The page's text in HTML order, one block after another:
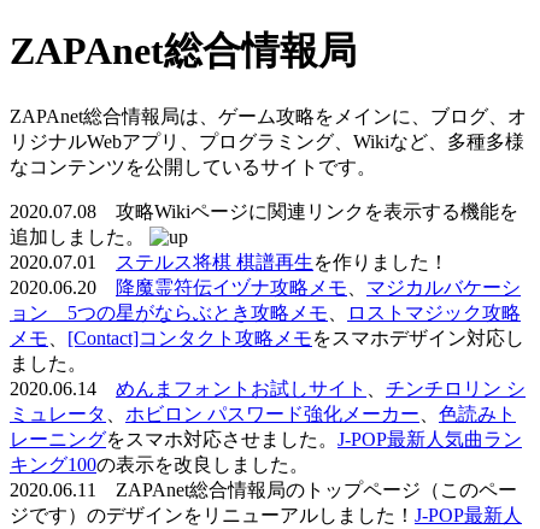
ZAPAnet総合情報局
ZAPAnet総合情報局は、ゲーム攻略をメインに、ブログ、オ
リジナルWebアプリ、プログラミング、Wikiなど、多種多様
なコンテンツを公開しているサイトです。
2020.07.08 攻略Wikiページに関連リンクを表示する機能を
追加しました。
2020.07.01
ステルス将棋 棋譜再生を作りました！
2020.06.20
降魔霊符伝イヅナ攻略メモ
マジカルバケーシ
ョン 5つの星がならぶとき攻略メモ
ロストマジック攻略
メモ
[Contact]コンタクト攻略メモをスマホデザイン対応し
ました。
2020.06.14 めんまフォントお試しサイト
チンチロリン シ
ミュレータ
ホビロン パスワード強化メーカー
色読みト
レーニングをスマホ対応させました。 J-POP最新人気曲ラン
キング100の表示を改良しました。
2020.06.11 ZAPAnet総合情報局のトップページ（このペー
ジです）のデザインをリニューアルしました！ J-POP最新人